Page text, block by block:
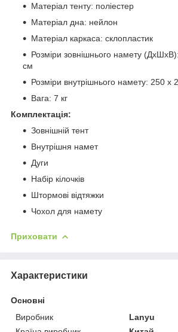
Матеріал тенту: поліестер
Матеріал дна: нейлон
Матеріал каркаса: склопластик
Розміри зовнішнього намету
см
Розміри внутрішнього намету: 250 х
Вага: 7 кг
Комплектація:
Зовнішній тент
Внутрішня намет
Дуги
Набір кілочків
Штормові відтяжки
Чохол для намету
Приховати
Характеристики
Основні
Виробник
Lanyu